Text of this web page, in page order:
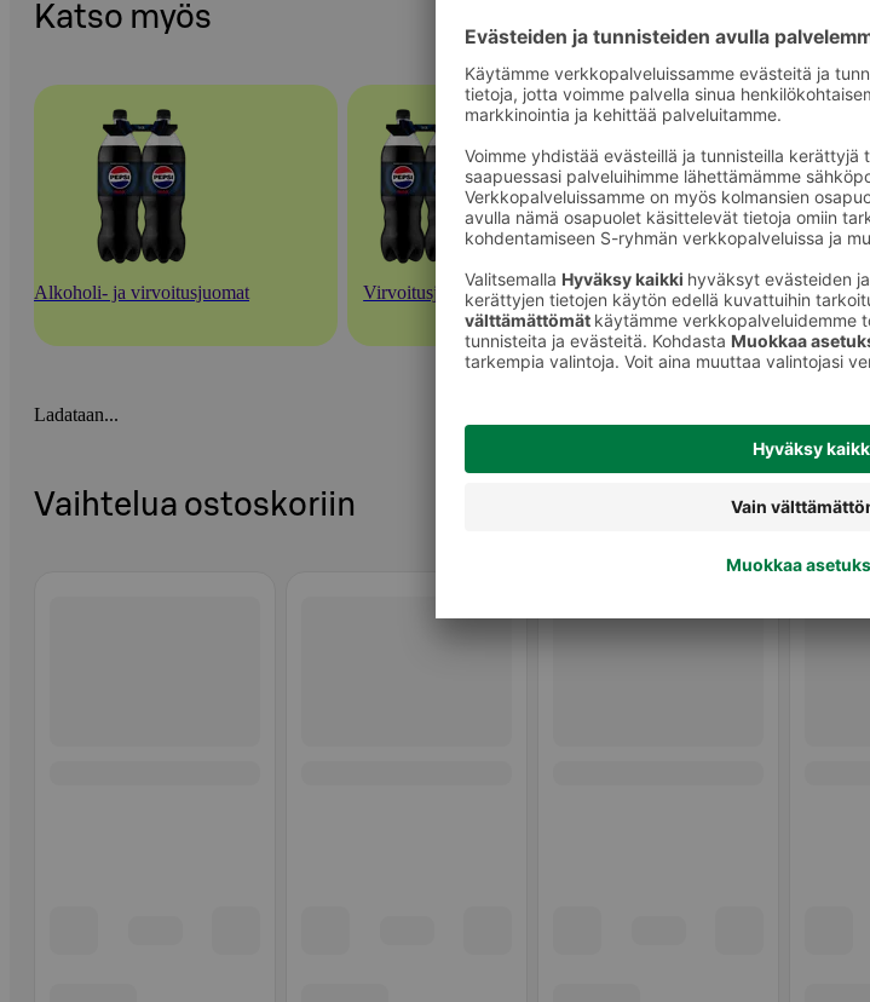
Katso myös
Alkoholi- ja virvoitusjuomat Virvoitusjuomat Cola-juomat
Ladataan...
Vaihtelua ostoskoriin